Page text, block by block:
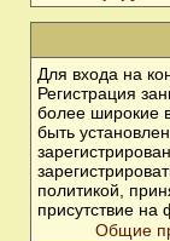
Для входа на
Регистрация
более широкие
быть
политикой,
присутствие на
Общие